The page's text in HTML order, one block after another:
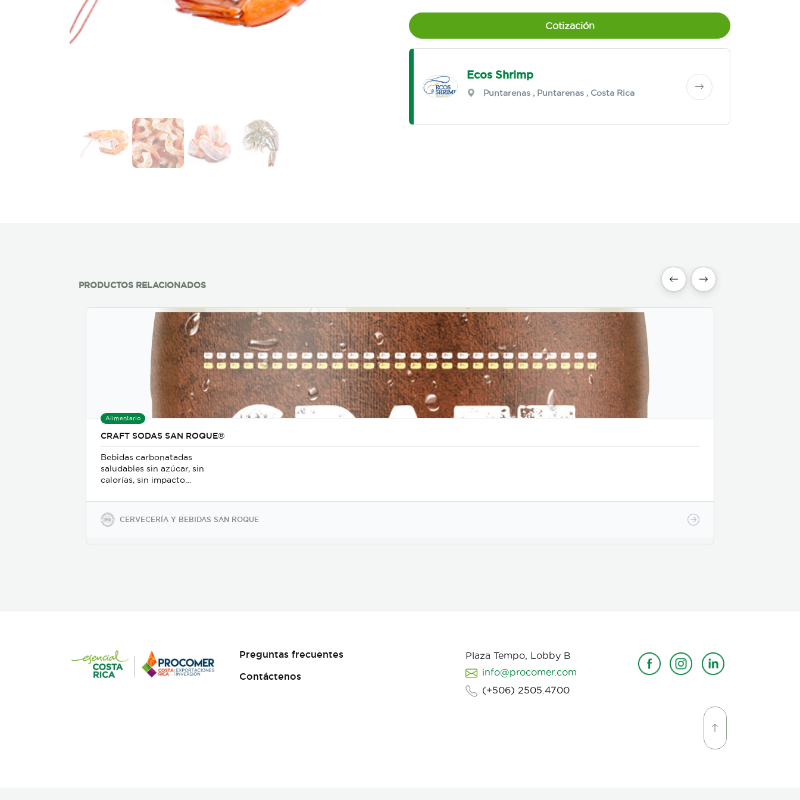
Cotización
Ecos Shrimp
Puntarenas, Puntarenas, Costa Rica
PRODUCTOS RELACIONADOS
Alimentario
CRAFT SODAS SAN ROQUE®
Bebidas carbonatadas
saludables sin azúcar, sin
calorías, sin impacto
sodio y soya, keto-friendly y
veganas en presentaciones
de 350ml en vidrio, 500ml y
CERVECERÍA Y BEBIDAS SAN ROQUE
Preguntas frecuentes
Contáctenos
Plaza Tempo, Lobby B
info@procomer.com
(+506) 2505.4700